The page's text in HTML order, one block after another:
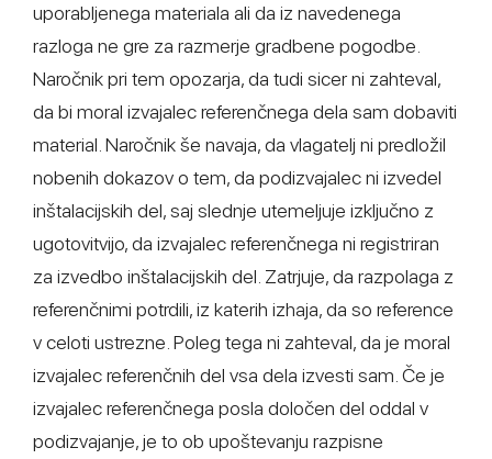
uporabljenega materiala ali da iz navedenega
razloga ne gre za razmerje gradbene pogodbe.
Naročnik pri tem opozarja, da tudi sicer ni zahteval,
da bi moral izvajalec referenčnega dela sam dobaviti
material. Naročnik še navaja, da vlagatelj ni predložil
nobenih dokazov o tem, da podizvajalec ni izvedel
inštalacijskih del, saj slednje utemeljuje izključno z
ugotovitvijo, da izvajalec referenčnega ni registriran
za izvedbo inštalacijskih del. Zatrjuje, da razpolaga z
referenčnimi potrdili, iz katerih izhaja, da so reference
v celoti ustrezne. Poleg tega ni zahteval, da je moral
izvajalec referenčnih del vsa dela izvesti sam. Če je
izvajalec referenčnega posla določen del oddal v
podizvajanje, je to ob upoštevanju razpisne